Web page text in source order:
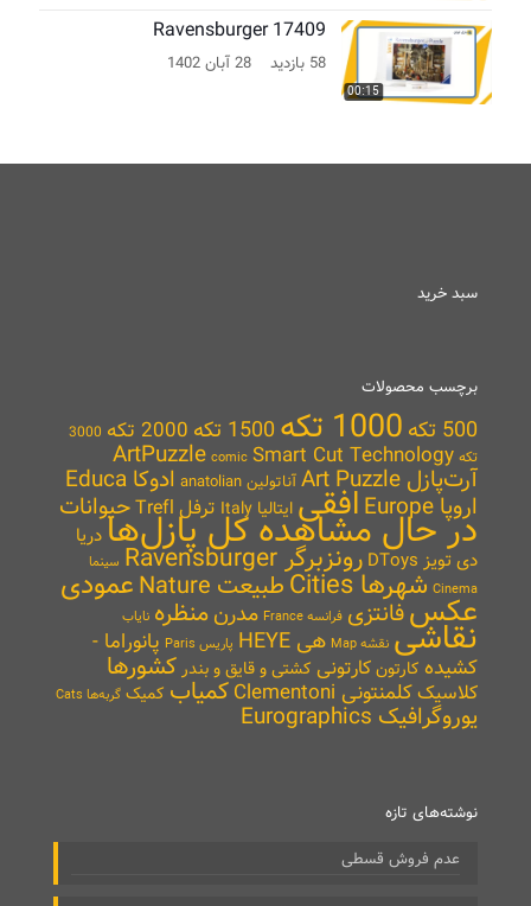
00:15
Ravensburger 17409
58 بازدید 28 آبان 1402
سبد خرید
برچسب محصولات
500 تکه 1000 تکه 1500 تکه 2000 تکه
3000
تکه
ArtPuzzle comic Smart Cut Technology
آرت‌پازل Art Puzzle آناتولین anatolian ادوکا Educa
اروپا Europe افقی ایتالیا Italy ترفل Trefl حیواناتدر حال مشاهده کل پازل‌هادریا
دی تویز DToys
رونزبرگر Ravensburger
سینما
Cinema شهرها Cities طبیعت Nature عمودی
عکسفانتزی فرانسه France مدرنمنظره نایاب نقاشی نقشه Map هی HEYE پاریس Paris
پانوراما -
کشیده کارتونکارتونی کشتی و قایق و بندر کشورها
کلاسیککلمنتونی Clementoni کمیاب کمیک گربه‌ها Cats
یوروگرافیک Eurographics
نوشته‌های تازه
عدم فروش قسطی